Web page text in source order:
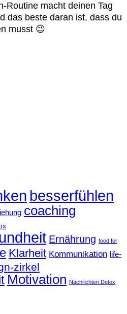
Routine macht deinen Tag
das beste daran ist, dass du
musst 😉
besserfühlen
coaching
Ernährung food for
Klarheit Kommunikation life-
zirkel
Motivation Nachrichten Detox